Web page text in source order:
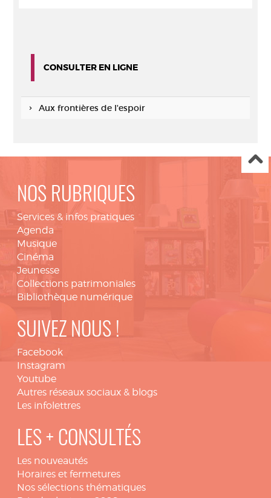
CONSULTER EN LIGNE
Aux frontières de l'espoir
NOS RUBRIQUES
Services & infos pratiques
Agenda
Musique
Cinéma
Jeunesse
Collections patrimoniales
Bibliothèque numérique
SUIVEZ NOUS !
Facebook
Instagram
Youtube
Autres réseaux sociaux & blogs
Les infolettres
LES + CONSULTÉS
Les nouveautés
Horaires et fermetures
Nos sélections thématiques